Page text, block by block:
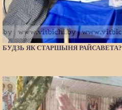
БУДЗЬ ЯК СТАРШЫНЯ РАЙСАВЕТА?